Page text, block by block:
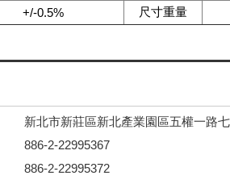
+/-0.5% 尺寸重量
新北市新莊區新北產業園區五權一路
886-2-22995367
886-2-22995372